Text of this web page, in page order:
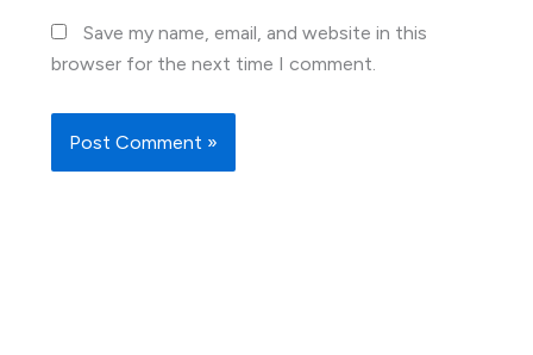
Save my name, email, and website in this
browser for the next time I comment.